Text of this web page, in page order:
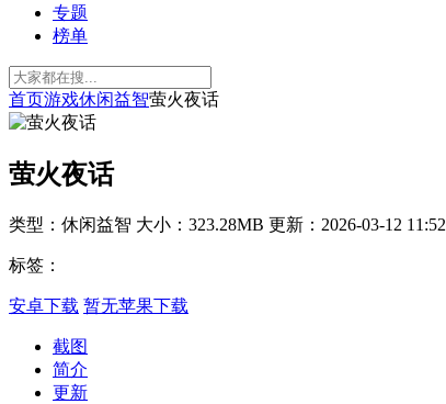
专题
榜单
首页游戏休闲益智萤火夜话
萤火夜话
类型：休闲益智 大小：323.28MB 更新：2026-03-12 11:52
标签：
安卓下载 暂无苹果下载
截图
简介
更新